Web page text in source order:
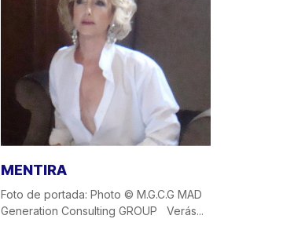
MENTIRA
Foto de portada: Photo © M.G.C.G MAD
Generation Consulting GROUP Verás...